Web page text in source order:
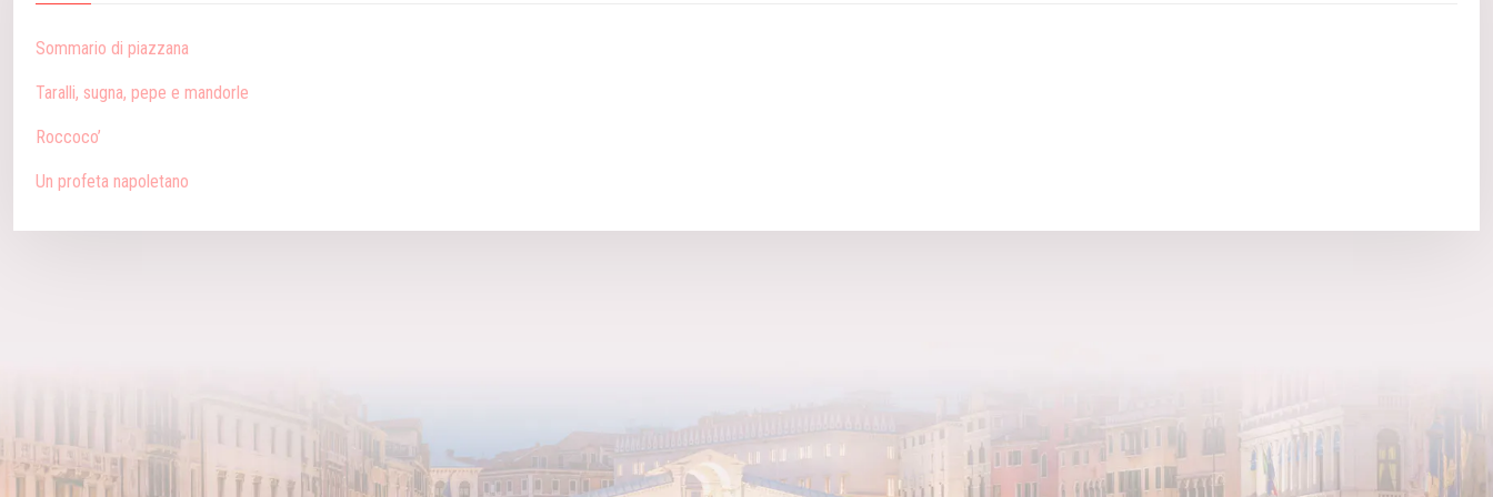
Sommario di piazzana
Taralli, sugna, pepe e mandorle
Roccoco’
Un profeta napoletano